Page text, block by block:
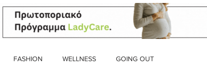
FASHION WELLNESS GOING OUT